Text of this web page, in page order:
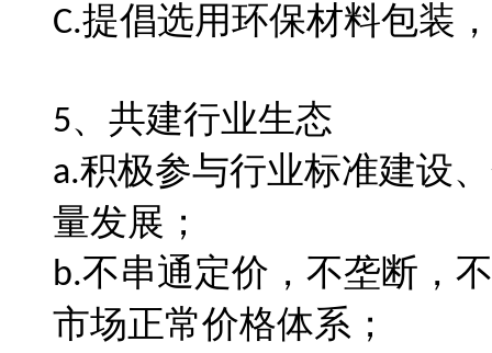
C.提倡选用环保材料包装
5、 共建行业生态
a.积极参与行业标准建设
量发展 ；
b.不串通定价，不垄断，
市场正常价格体系 ；